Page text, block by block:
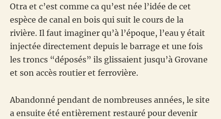
Otra et c’est comme ca qu’est née l’idée de cet
espèce de canal en bois qui suit le cours de la
rivière. Il faut imaginer qu’à l’époque, l’eau y était
injectée directement depuis le barrage et une fois
les troncs “déposés” ils glissaient jusqu’à Grovane
et son accès routier et ferrovière.
Abandonné pendant de nombreuses années, le site
a ensuite été entièrement restauré pour devenir